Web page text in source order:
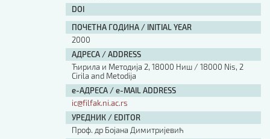
DOI
ПОЧЕТНА ГОДИНА / INITIAL YEAR
2000
АДРЕСА / ADDRESS
Ћирила и Методија 2, 18000 Ниш / 18000 Nis, 2
Cirila and Metodija
е-АДРЕСА / e-MAIL ADDRESS
ic@filfak.ni.ac.rs
УРЕДНИК / EDITOR
Проф. др Бојана Димитријевић